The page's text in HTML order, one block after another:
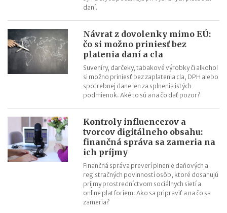
daní.
Návrat z dovolenky mimo EÚ:
čo si možno priniesť bez
platenia daní a cla
Suveníry, darčeky, tabakové výrobky či alkohol
si možno priniesť bez zaplatenia cla, DPH alebo
spotrebnej dane len za splnenia istých
podmienok. Aké to sú a na čo dať pozor?
Kontroly influencerov a
tvorcov digitálneho obsahu:
finančná správa sa zameria na
ich príjmy
Finančná správa preverí plnenie daňových a
registračných povinností osôb, ktoré dosahujú
príjmy prostredníctvom sociálnych sietí a
online platforiem. Ako sa pripraviť a na čo sa
zameria?